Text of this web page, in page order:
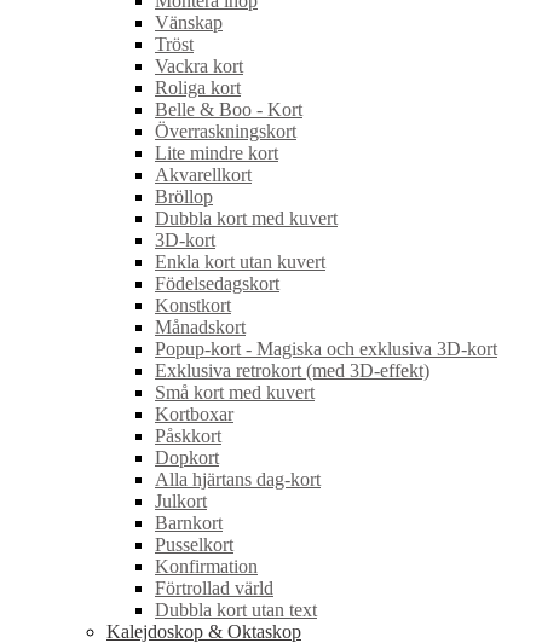
Vänskap
Tröst
Vackra kort
Roliga kort
Belle & Boo - Kort
Överraskningskort
Lite mindre kort
Akvarellkort
Bröllop
Dubbla kort med kuvert
3D-kort
Enkla kort utan kuvert
Födelsedagskort
Konstkort
Månadskort
Popup-kort - Magiska och exklusiva 3D-kort
Exklusiva retrokort (med 3D-effekt)
Små kort med kuvert
Kortboxar
Påskkort
Dopkort
Alla hjärtans dag-kort
Julkort
Barnkort
Pusselkort
Konfirmation
Förtrollad värld
Dubbla kort utan text
Kalejdoskop & Oktaskop